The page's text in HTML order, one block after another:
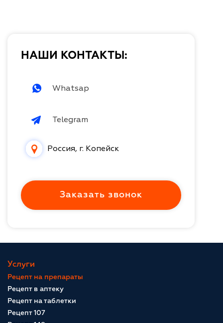
НАШИ КОНТАКТЫ:
Whatsap
Telegram
Россия, г. Копейск
Заказать звонок
Услуги
Рецепт на препараты
Рецепт в аптеку
Рецепт на таблетки
Рецепт 107